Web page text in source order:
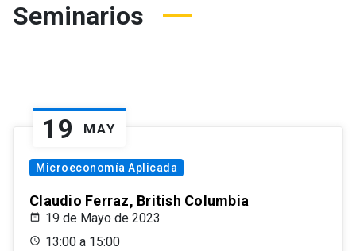
Seminarios
19 MAY
Microeconomía Aplicada
Claudio Ferraz, British Columbia
19 de Mayo de 2023
13:00 a 15:00